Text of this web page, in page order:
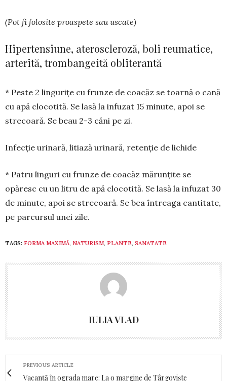
(Pot fi folosite proaspete sau uscate)
Hipertensiune, ateroscleroză, boli reumatice,
arterită, trombangeită obliterantă
* Peste 2 lingurițe cu frunze de coacăz se toarnă o cană
cu apă clocotită. Se lasă la infuzat 15 minute, apoi se
strecoară. Se beau 2-3 căni pe zi.
Infecție urinară, litiază urinară, retenție de lichide
* Patru linguri cu frunze de coacăz mărunțite se
opăresc cu un litru de apă clocotită. Se lasă la infuzat 30
de minute, apoi se strecoară. Se bea întreaga cantitate,
pe parcursul unei zile.
TAGS: FORMA MAXIMĂ, NATURISM, PLANTE, SANATATE
IULIA VLAD
PREVIOUS ARTICLE
Vacanță în ograda mare: La o margine de Târgoviște